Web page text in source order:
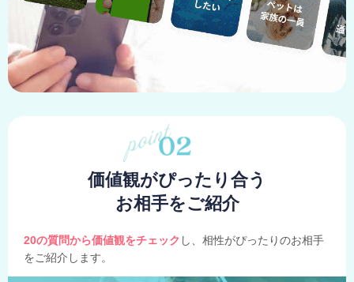
価値観がぴったり合う
お相手をご紹介
20の質問から価値観をチェック し、相性がぴったりのお相手
をご紹介します。